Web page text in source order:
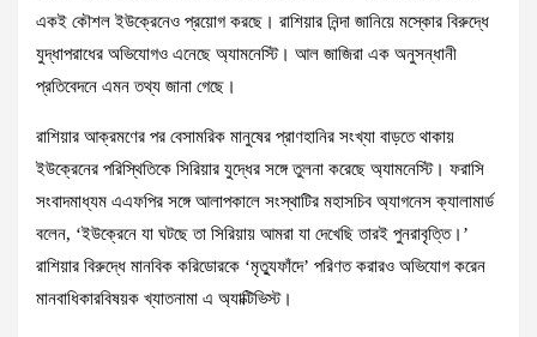
একই কৌশল ইউক্রেনেও প্রয়োগ করছে। রাশিয়ার নিন্দা জানিয়ে মস্কোর বিরুদ্ধে
যুদ্ধাপরাধের অভিযোগও এনেছে অ্যামনেস্টি। আল জাজিরা এক অনুসন্ধানী
প্রতিবেদনে এমন তথ্য জানা গেছে।
রাশিয়ার আক্রমণের পর বেসামরিক মানুষের প্রাণহানির সংখ্যা বাড়তে থাকায়
ইউক্রেনের পরিস্থিতিকে সিরিয়ার যুদ্ধের সঙ্গে তুলনা করেছে অ্যামনেস্টি। ফরাসি
সংবাদমাধ্যম এএফপির সঙ্গে আলাপকালে সংস্থাটির মহাসচিব অ্যাগনেস ক্যালামার্ড
বলেন, ‘ইউক্রেনে যা ঘটছে তা সিরিয়ায় আমরা যা দেখেছি তারই পুনরাবৃত্তি।’
রাশিয়ার বিরুদ্ধে মানবিক করিডোরকে ‘মৃত্যুফাঁদে’ পরিণত করারও অভিযোগ করেন
মানবাধিকারবিষয়ক খ্যাতনামা এ অ্যাক্টিভিস্ট।